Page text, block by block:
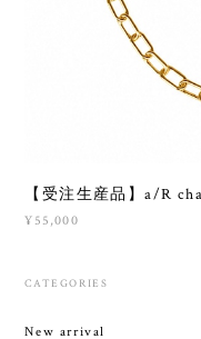
【受注生産品】a/R
¥55,000
CATEGORIES
New arrival